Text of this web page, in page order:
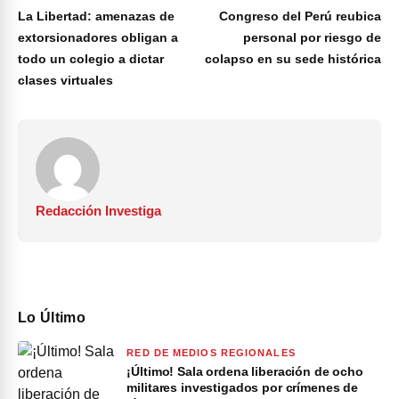
La Libertad: amenazas de
extorsionadores obligan a
todo un colegio a dictar
clases virtuales
Congreso del Perú reubica
personal por riesgo de
colapso en su sede histórica
Redacción Investiga
Lo Último
RED DE MEDIOS REGIONALES
¡Último! Sala ordena liberación de ocho
militares investigados por crímenes de